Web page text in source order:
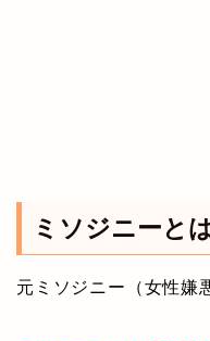
ミソジニーと
元ミソジニー（女性嫌